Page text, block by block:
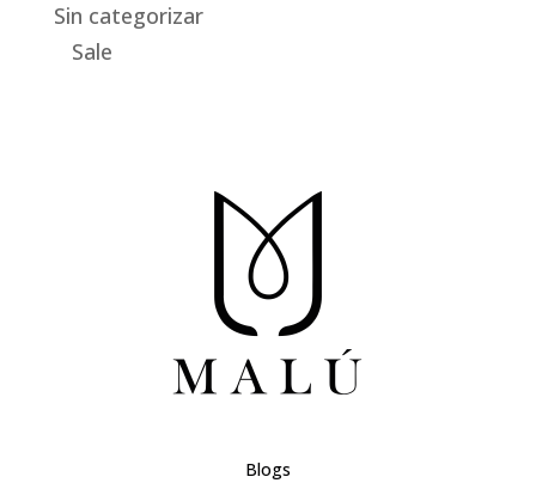
Sin categorizar
Sale
Blogs